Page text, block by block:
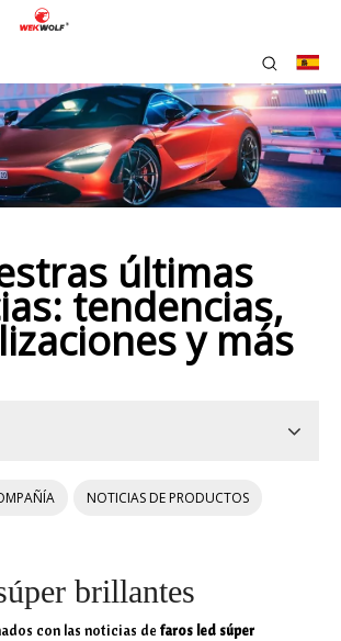
últimas
tendencias,
y más
NOTICIAS DE PRODUCTOS
brillantes
con las noticias de faros led súper